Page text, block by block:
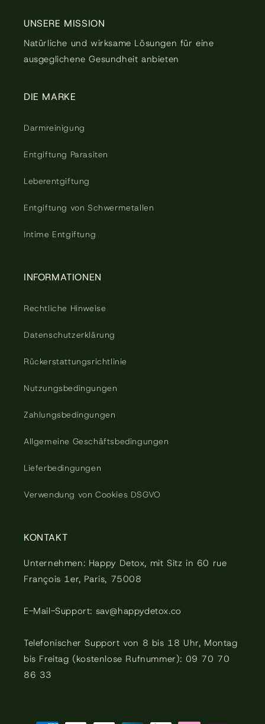
UNSERE MISSION
Natürliche und wirksame Lösungen für eine
ausgeglichene Gesundheit anbieten
DIE MARKE
Darmreinigung
Entgiftung Parasiten
Leberentgiftung
Entgiftung von Schwermetallen
Intime Entgiftung
INFORMATIONEN
Rechtliche Hinweise
Datenschutzerklärung
Rückerstattungsrichtlinie
Nutzungsbedingungen
Zahlungsbedingungen
Allgemeine Geschäftsbedingungen
Lieferbedingungen
Verwendung von Cookies DSGVO
KONTAKT
Unternehmen: Happy Detox, mit Sitz in 60 rue
François 1er, Paris, 75008
E-Mail-Support: sav@happydetox.co
Telefonischer Support von 8 bis 18 Uhr, Montag
bis Freitag (kostenlose Rufnummer): 09 70 70
86 33